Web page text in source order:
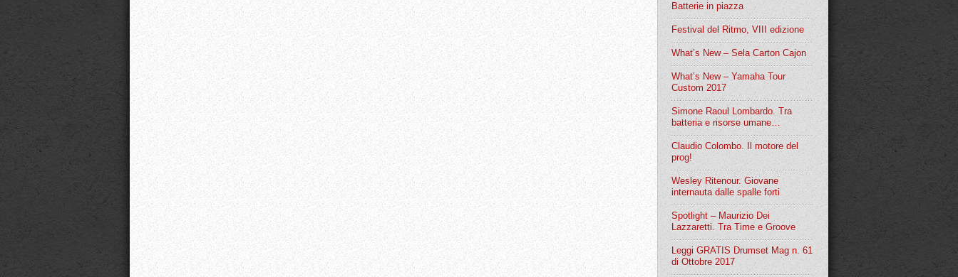
Batterie in piazza
Festival del Ritmo, VIII edizione
What’s New – Sela Carton Cajon
What’s New – Yamaha Tour
Custom 2017
Simone Raoul Lombardo. Tra
batteria e risorse umane…
Claudio Colombo. Il motore del
prog!
Wesley Ritenour. Giovane
internauta dalle spalle forti
Spotlight – Maurizio Dei
Lazzaretti. Tra Time e Groove
Leggi GRATIS Drumset Mag n. 61
di Ottobre 2017